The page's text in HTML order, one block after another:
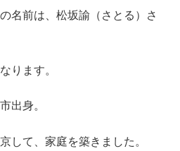
名前は、松坂諭（さとる）さ
ります。
出身。
して、家庭を築きました。